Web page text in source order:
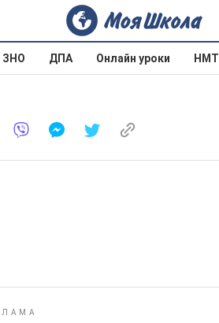
ЗНО ДПА Онлайн уроки НМТ